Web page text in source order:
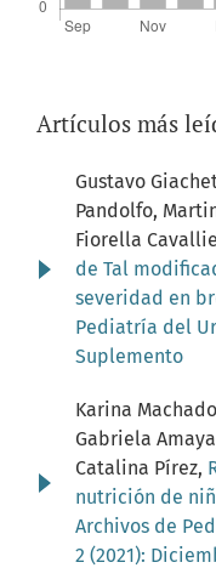
Artículos más
Gustavo
Pandolfo,
Fiorella
de Tal
severidad en
Pediatría del
Suplemento
Karina
Gabriela
Catalina Pírez,
nutrición de
Archivos de
2 (2021):